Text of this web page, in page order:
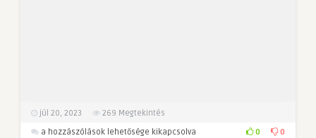
júl 20, 2023 269 Megtekintés
Az
a hozzászólások lehetősége kikapcsolva 0 0